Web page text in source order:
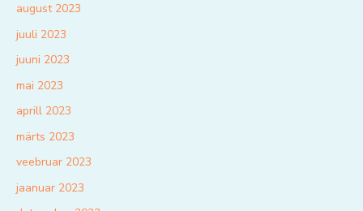
august 2023
juuli 2023
juuni 2023
mai 2023
aprill 2023
märts 2023
veebruar 2023
jaanuar 2023